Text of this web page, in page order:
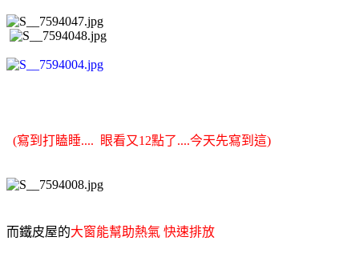
(寫到打瞌睡.... 眼看又12點了....今天先寫到這)
而鐵皮屋的大窗能幫助熱氣 快速排放